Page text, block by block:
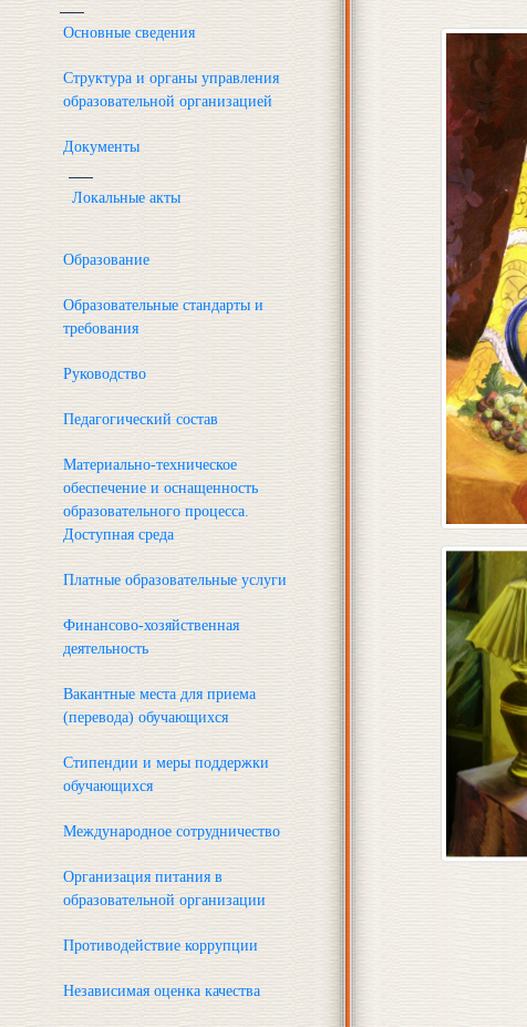
Основные сведения
Структура и органы управления
образовательной организацией
Документы
Локальные акты
Образование
Образовательные стандарты и
требования
Руководство
Педагогический состав
Материально-техническое
обеспечение и оснащенность
образовательного процесса.
Доступная среда
Платные образовательные услуги
Финансово-хозяйственная
деятельность
Вакантные места для приема
(перевода) обучающихся
Стипендии и меры поддержки
обучающихся
Международное сотрудничество
Организация питания в
образовательной организации
Противодействие коррупции
Независимая оценка качества